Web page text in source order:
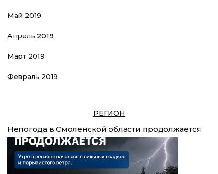
Май 2019
Апрель 2019
Март 2019
Февраль 2019
РЕГИОН
Непогода в Смоленской области продолжается